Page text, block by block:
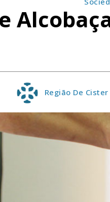
Região De Cister